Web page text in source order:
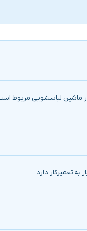
ماشین لباسشویی مربوط
تعمیرکار دارد.